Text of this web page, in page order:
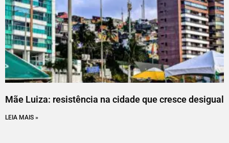
Mãe Luiza: resistência na cidade que cresce desigual
LEIA MAIS »